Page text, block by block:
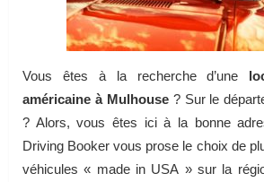
Vous êtes à la recherche d’une
américaine à Mulhouse? Sur le
? Alors, vous êtes ici à la bonne
Driving Booker vous prose le choix de
véhicules « made in USA » sur la